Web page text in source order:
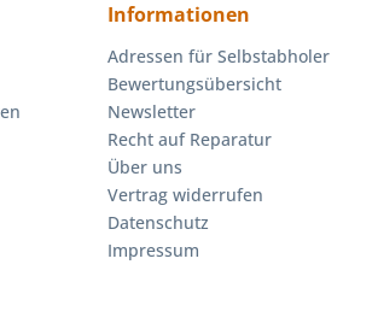
Informationen
Adressen für Selbstabholer
Bewertungsübersicht
Newsletter
Recht auf Reparatur
Über uns
Vertrag widerrufen
Datenschutz
Impressum